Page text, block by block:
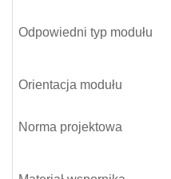
Odpowiedni typ modułu
Orientacja modułu
Norma projektowa